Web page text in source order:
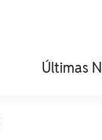
Últimas